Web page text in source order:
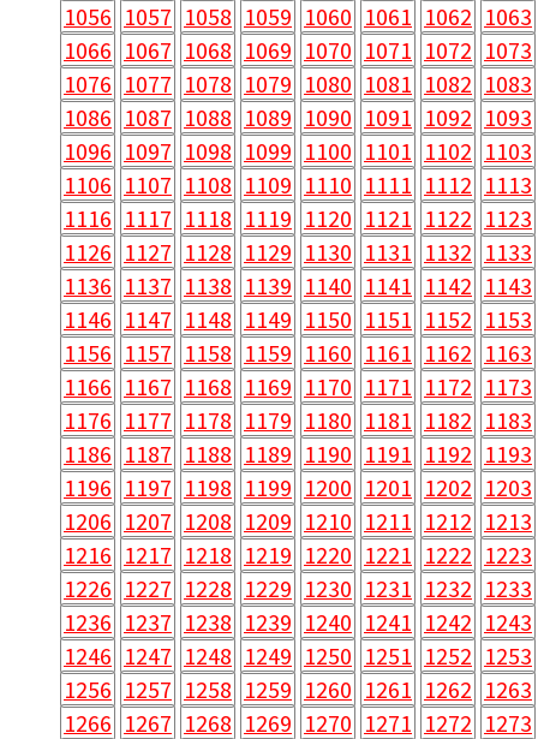
1056 1057 1058 1059 1060 1061 1062 1063
1066 1067 1068 1069 1070 1071 1072 1073
1076 1077 1078 1079 1080 1081 1082 1083
1086 1087 1088 1089 1090 1091 1092 1093
1096 1097 1098 1099 1100 1101 1102 1103
1106 1107 1108 1109 1110 1111 1112 1113
1116 1117 1118 1119 1120 1121 1122 1123
1126 1127 1128 1129 1130 1131 1132 1133
1136 1137 1138 1139 1140 1141 1142 1143
1146 1147 1148 1149 1150 1151 1152 1153
1156 1157 1158 1159 1160 1161 1162 1163
1166 1167 1168 1169 1170 1171 1172 1173
1176 1177 1178 1179 1180 1181 1182 1183
1186 1187 1188 1189 1190 1191 1192 1193
1196 1197 1198 1199 1200 1201 1202 1203
1206 1207 1208 1209 1210 1211 1212 1213
1216 1217 1218 1219 1220 1221 1222 1223
1226 1227 1228 1229 1230 1231 1232 1233
1236 1237 1238 1239 1240 1241 1242 1243
1246 1247 1248 1249 1250 1251 1252 1253
1256 1257 1258 1259 1260 1261 1262 1263
1266 1267 1268 1269 1270 1271 1272 1273